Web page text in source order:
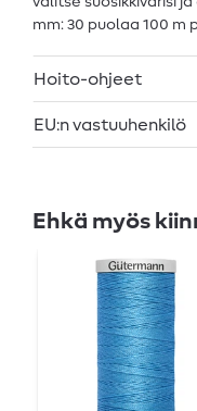
mm: 30 puolaa 100 m
Hoito-ohjeet
EU:n vastuuhenkilö
Ehkä myös